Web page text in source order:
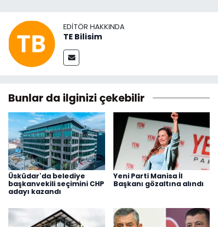
EDITÖR HAKKINDA
TE Bilisim
Bunlar da ilginizi çekebilir
Üsküdar'da belediye
başkanvekili seçimini CHP
adayı kazandı
Yeni Parti Manisa İl
Başkanı gözaltına alındı